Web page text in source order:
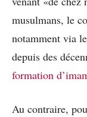
musulmans, le
notamment via
depuis des
formation
Au contraire,